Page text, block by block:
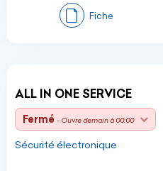
Fiche
ALL IN ONE SERVICE
Fermé - Ouvre demain à 00:00
Sécurité électronique